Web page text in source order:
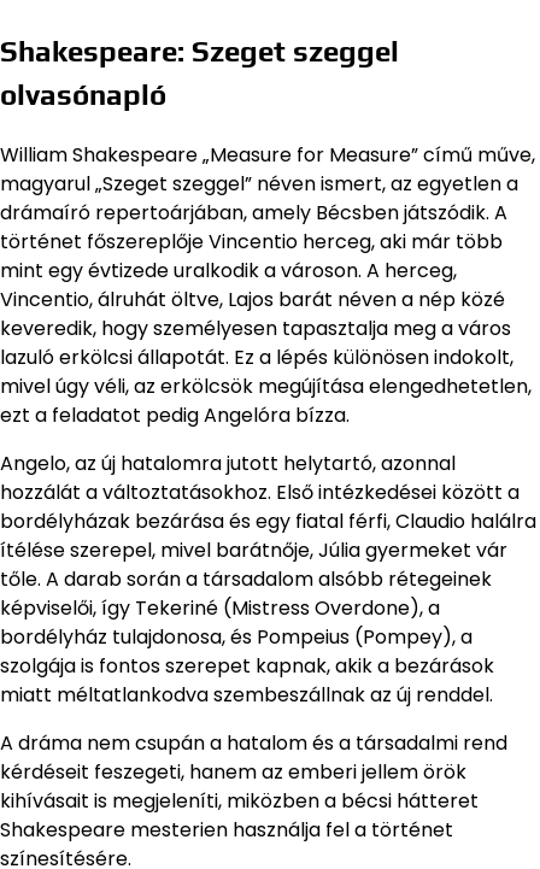
Shakespeare: Szeget szeggel
olvasónapló
William Shakespeare „Measure for Measure” című műve,
magyarul „Szeget szeggel” néven ismert, az egyetlen a
drámaíró repertoárjában, amely Bécsben játszódik. A
történet főszereplője Vincentio herceg, aki már több
mint egy évtizede uralkodik a városon. A herceg,
Vincentio, álruhát öltve, Lajos barát néven a nép közé
keveredik, hogy személyesen tapasztalja meg a város
lazuló erkölcsi állapotát. Ez a lépés különösen indokolt,
mivel úgy véli, az erkölcsök megújítása elengedhetetlen,
ezt a feladatot pedig Angelóra bízza.
Angelo, az új hatalomra jutott helytartó, azonnal
hozzálát a változtatásokhoz. Első intézkedései között a
bordélyházak bezárása és egy fiatal férfi, Claudio halálra
ítélése szerepel, mivel barátnője, Júlia gyermeket vár
tőle. A darab során a társadalom alsóbb rétegeinek
képviselői, így Tekeriné (Mistress Overdone), a
bordélyház tulajdonosa, és Pompeius (Pompey), a
szolgája is fontos szerepet kapnak, akik a bezárások
miatt méltatlankodva szembeszállnak az új renddel.
A dráma nem csupán a hatalom és a társadalmi rend
kérdéseit feszegeti, hanem az emberi jellem örök
kihívásait is megjeleníti, miközben a bécsi hátteret
Shakespeare mesterien használja fel a történet
színesítésére.